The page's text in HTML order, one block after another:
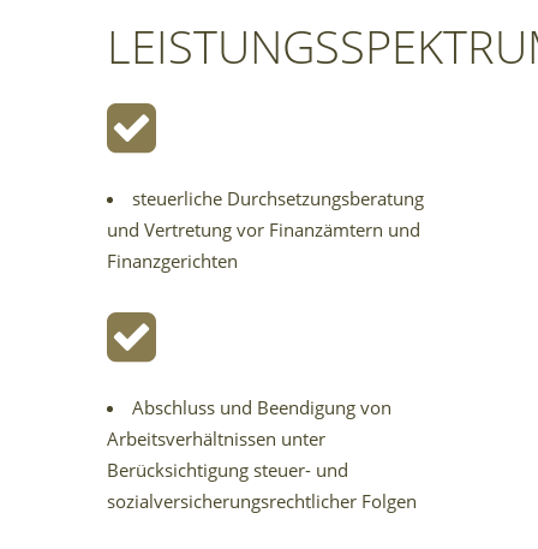
steuerliche Durchsetzungsberatung
und Vertretung vor Finanzämtern und
Finanzgerichten
Abschluss und Beendigung von
Arbeitsverhältnissen unter
Berücksichtigung steuer- und
sozialversicherungsrechtlicher Folgen